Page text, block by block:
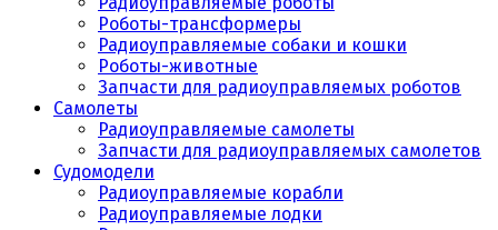
Роботы-трансформеры
Радиоуправляемые собаки и кошки
Роботы-животные
Запчасти для радиоуправляемых роботов
Самолеты
Радиоуправляемые самолеты
Запчасти для радиоуправляемых самолетов
Судомодели
Радиоуправляемые корабли
Радиоуправляемые лодки